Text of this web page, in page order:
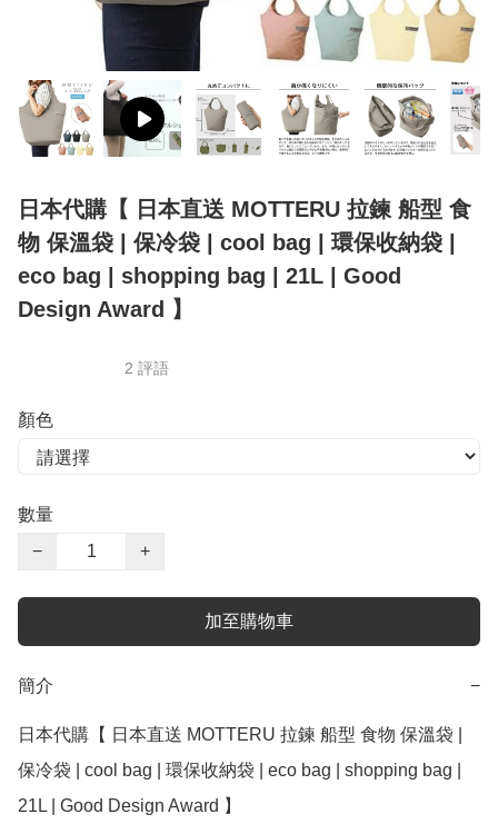
日本代購【 日本直送 MOTTERU 拉鍊 船型 食
物 保溫袋 | 保冷袋 | cool bag | 環保收納袋 |
eco bag | shopping bag | 21L | Good
Design Award 】
2 評語
顏色
數量
−
+
加至購物車
簡介 −
日本代購【 日本直送 MOTTERU 拉鍊 船型 食物 保溫袋 |
保冷袋 | cool bag | 環保收納袋 | eco bag | shopping bag |
21L | Good Design Award 】﻿